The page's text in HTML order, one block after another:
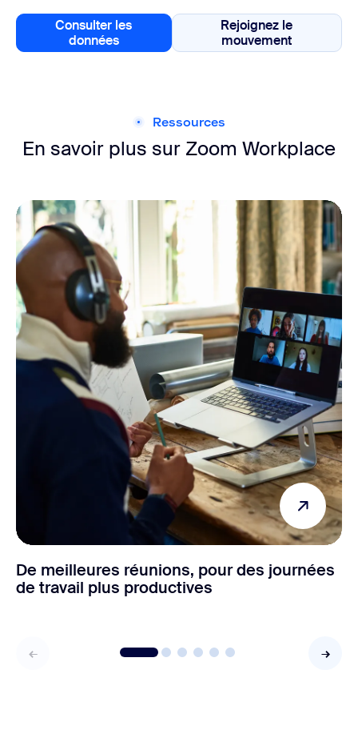
Consulter les
donnéesConsulter les données
Rejoignez le
mouvementRejoignez le
Ressources
En savoir plus sur Zoom Workplace
De meilleures réunions, pour des journées
de travail plus productives